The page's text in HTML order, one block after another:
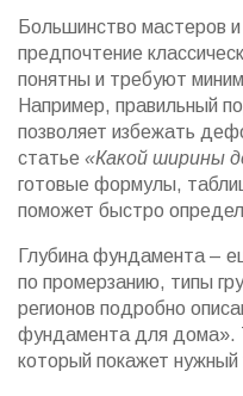
Большинство мастеров
предпочтение
понятны и требуют
Например, правильный
позволяет избежать
статье «Какой ширины
готовые формулы,
поможет быстро
Глубина фундамента –
по промерзанию, типы
регионов подробно
фундамента для дома».
который покажет нужный